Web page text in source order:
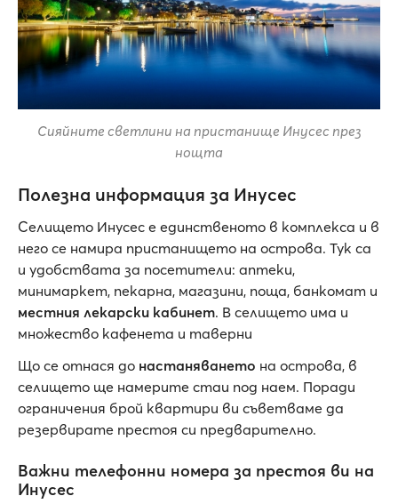
Сияйните светлини на пристанище Инусес през
нощта
Полезна информация за Инусес
Селището Инусес е единственото в комплекса и в
него се намира пристанището на острова. Тук са
и удобствата за посетители: аптеки,
минимаркет, пекарна, магазини, поща, банкомат и
местния лекарски кабинет. В селището има и
множество кафенета и таверни
Що се отнася до настаняването на острова, в
селището ще намерите стаи под наем. Поради
ограничения брой квартири ви съветваме да
резервирате престоя си предварително.
Важни телефонни номера за престоя ви на
Инусес